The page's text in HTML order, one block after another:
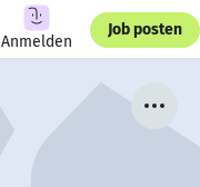
Anmelden
Job posten